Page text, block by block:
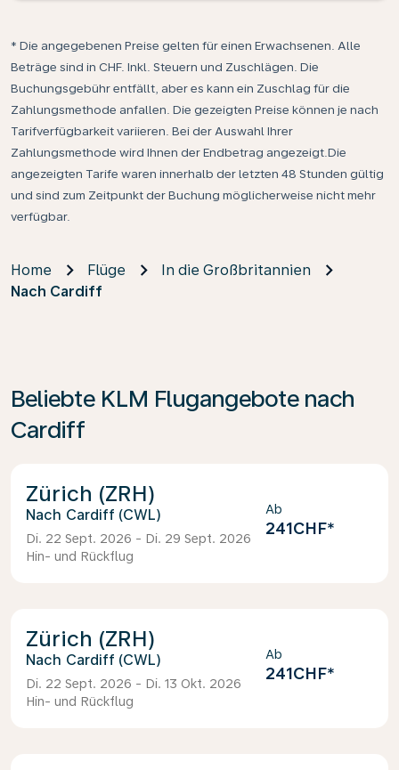
* Die angegebenen Preise gelten für einen Erwachsenen. Alle
Beträge sind in CHF. Inkl. Steuern und Zuschlägen. Die
Buchungsgebühr entfällt, aber es kann ein Zuschlag für die
Zahlungsmethode anfallen. Die gezeigten Preise können je nach
Tarifverfügbarkeit variieren. Bei der Auswahl Ihrer
Zahlungsmethode wird Ihnen der Endbetrag angezeigt.Die
angezeigten Tarife waren innerhalb der letzten 48 Stunden gültig
und sind zum Zeitpunkt der Buchung möglicherweise nicht mehr
verfügbar.
Home Flüge
In die Großbritannien
Nach Cardiff
Beliebte KLM Flugangebote nach
Cardiff
Zürich (ZRH)
Cardiff (CWL)
Di. 22 Sept. 2026 - Di. 29 Sept. 2026
Hin- und Rückflug
Ab
241CHF*
Zürich (ZRH)
Cardiff (CWL)
Di. 22 Sept. 2026 - Di. 13 Okt. 2026
Hin- und Rückflug
Ab
241CHF*